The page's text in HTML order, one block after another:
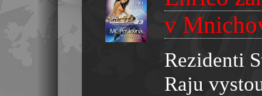
v
Rezidenti
Raju